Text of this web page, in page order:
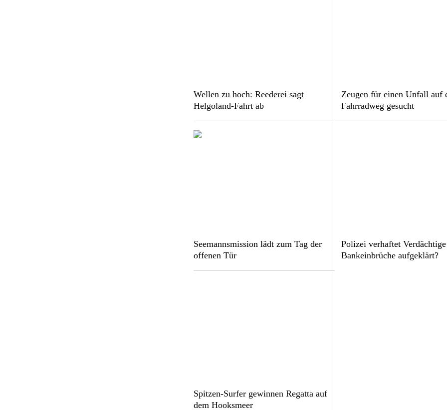
Wellen zu hoch: Reederei sagt
Helgoland-Fahrt ab
Zeugen für einen Unfall auf
Fahrradweg gesucht
Seemannsmission lädt zum Tag der
offenen Tür
Polizei verhaftet
Bankeinbrüche aufgeklärt?
Spitzen-Surfer gewinnen Regatta auf
dem Hooksmeer